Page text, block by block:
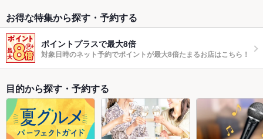
お得な特集から探す・予約する
ポイントプラスで最大8倍
対象日時のネット予約でポイントが最大8倍たまるお店はこちら！
目的から探す・予約する